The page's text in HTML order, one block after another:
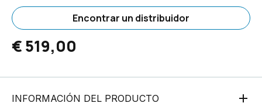
Encontrar un distribuidor
€ 519,00
INFORMACIÓN DEL PRODUCTO